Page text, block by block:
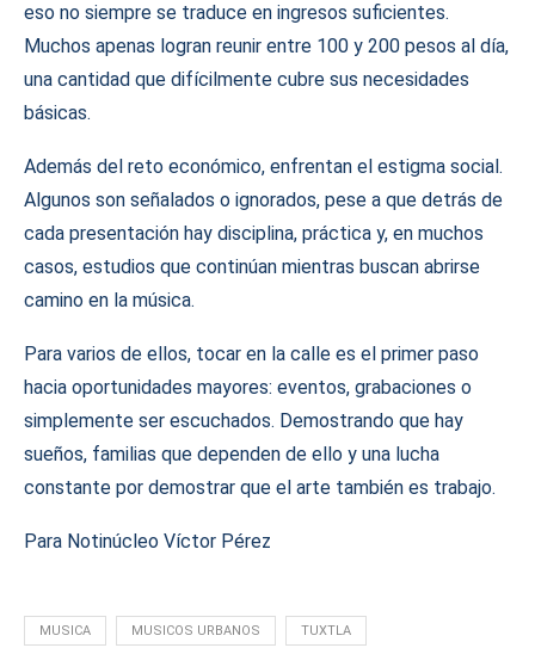
eso no siempre se traduce en ingresos suficientes.
Muchos apenas logran reunir entre 100 y 200 pesos al día,
una cantidad que difícilmente cubre sus necesidades
básicas.
Además del reto económico, enfrentan el estigma social.
Algunos son señalados o ignorados, pese a que detrás de
cada presentación hay disciplina, práctica y, en muchos
casos, estudios que continúan mientras buscan abrirse
camino en la música.
Para varios de ellos, tocar en la calle es el primer paso
hacia oportunidades mayores: eventos, grabaciones o
simplemente ser escuchados. Demostrando que hay
sueños, familias que dependen de ello y una lucha
constante por demostrar que el arte también es trabajo.
Para Notinúcleo Víctor Pérez
MUSICA MUSICOS URBANOS TUXTLA